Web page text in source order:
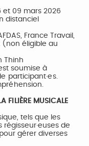
et 09 mars 2026
distanciel
France Travail,
éligible au
Thinh
soumise à
participant·es.
FILIÈRE MUSICALE
tels que les
de
gérer diverses